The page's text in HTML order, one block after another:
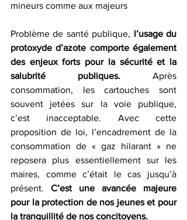
mineurs comme aux majeurs
Problème de santé publique, l’usage du
protoxyde d’azote comporte également
des enjeux forts pour la sécurité et la
salubrité publiques. Après
consommation, les cartouches sont
souvent jetées sur la voie publique,
c’est inacceptable. Avec cette
proposition de loi, l’encadrement de la
consommation de « gaz hilarant » ne
reposera plus essentiellement sur les
maires, comme c’était le cas jusqu’à
présent. C’est une avancée majeure
pour la protection de nos jeunes et pour
la tranquillité de nos concitoyens.